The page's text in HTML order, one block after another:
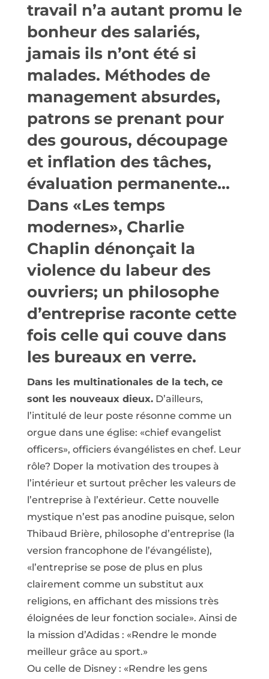
travail n’a autant promu le
bonheur des salariés,
jamais ils n’ont été si
malades. Méthodes de
management absurdes,
patrons se prenant pour
des gourous, découpage
et inflation des tâches,
évaluation permanente…
Dans «Les temps
modernes», Charlie
Chaplin dénonçait la
violence du labeur des
ouvriers; un philosophe
d’entreprise raconte cette
fois celle qui couve dans
les bureaux en verre.
Dans les multinationales de la tech, ce
sont les nouveaux dieux.D’ailleurs,
l’intitulé de leur poste résonne comme un
orgue dans une église: «chief evangelist
officers», officiers évangélistes en chef. Leur
rôle? Doper la motivation des troupes à
l’intérieur et surtout prêcher les valeurs de
l’entreprise à l’extérieur. Cette nouvelle
mystique n’est pas anodine puisque, selon
Thibaud Brière, philosophe d’entreprise (la
version francophone de l’évangéliste),
«l’entreprise se pose de plus en plus
clairement comme un substitut aux
religions, en affichant des missions très
éloignées de leur fonction sociale». Ainsi de
la mission d’Adidas : «Rendre le monde
meilleur grâce au sport.»
Ou celle de Disney : «Rendre les gens